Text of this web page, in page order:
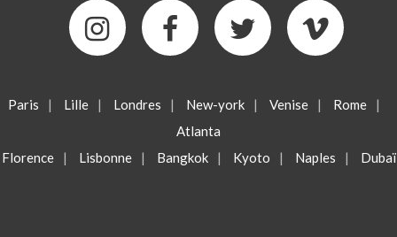
Paris | Lille | Londres | New-york | Venise | Rome
|
Atlanta
Florence
| Lisbonne | Bangkok | Kyoto | Naples | Dubaï